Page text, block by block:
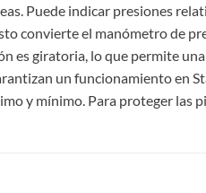
Puede indicar presiones
convierte el manómetro de
es giratoria, lo que permite
un funcionamiento en
y mínimo. Para proteger las